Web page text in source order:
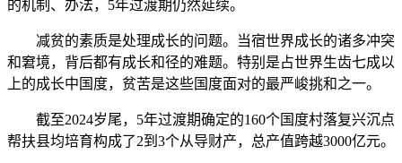
的机制、办法，5年过渡期仍然延续。
减贫的素质是处理成长的问题。当宿世界成长的诸多冲突
和窘境，背后都有成长和径的难题。特别是占世界生齿七成以
上的成长中国度，贫苦是这些国度面对的最严峻挑和之一。
截至2024岁尾，5年过渡期确定的160个国度村落复兴沉点
帮扶县均培育构成了2到3个从导财产，总产值跨越3000亿元。